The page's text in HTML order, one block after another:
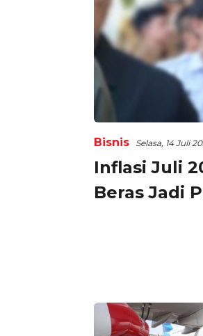
Bisnis Selasa, 14 Juli
Inflasi Juli
Beras Jadi